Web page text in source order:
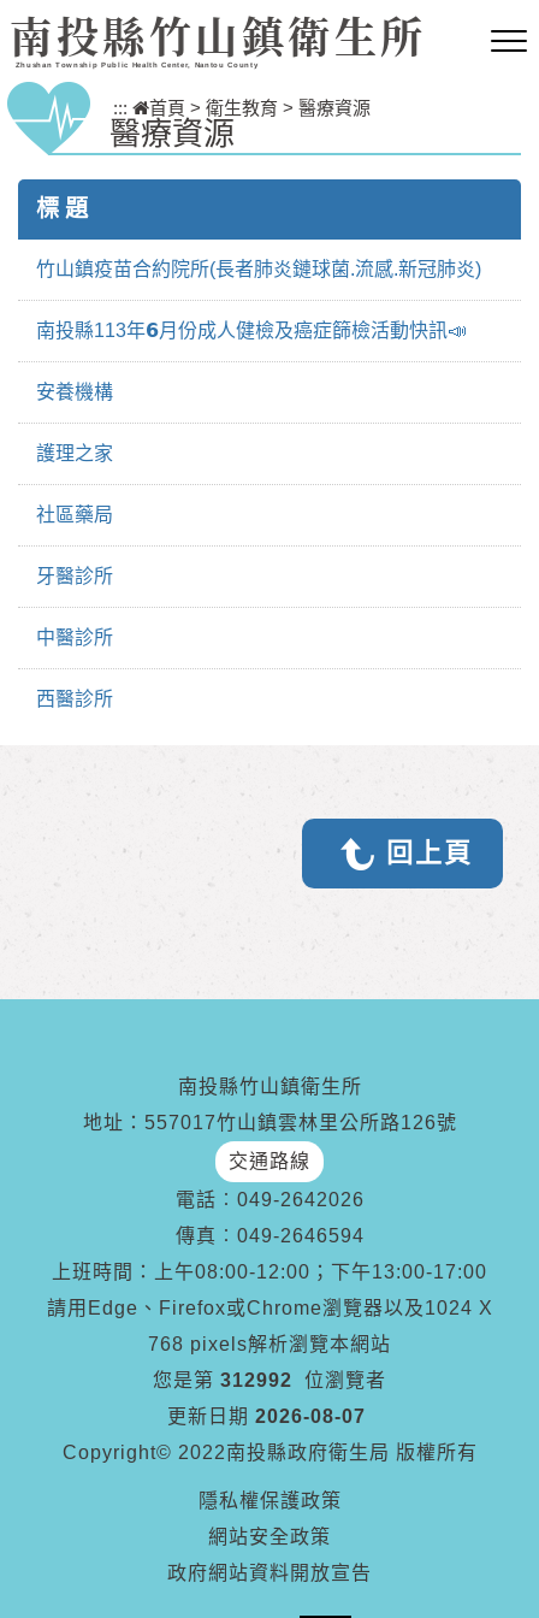
跳到主要內容區塊
南投縣竹山鎮衛生所
Zhushan Township Public Health Center, Nantou County
::: 首頁 > 衛生教育 > 醫療資源
醫療資源
標 題
竹山鎮疫苗合約院所(長者肺炎鏈球菌.流感.新冠肺炎)
南投縣113年𝟲月份成人健檢及癌症篩檢活動快訊📣
安養機構
護理之家
社區藥局
牙醫診所
中醫診所
西醫診所
回上頁
南投縣竹山鎮衛生所
地址：557017竹山鎮雲林里公所路126號
交通路線
電話︰ 049-2642026
傳真︰ 049-2646594
上班時間：上午08:00-12:00；下午13:00-17:00
請用Edge、Firefox或Chrome瀏覽器以及1024 X
768 pixels解析瀏覽本網站
您是第 312992
位瀏覽者
更新日期 2026-08-07
Copyright© 2022南投縣政府衛生局 版權所有
隱私權保護政策
網站安全政策
政府網站資料開放宣告